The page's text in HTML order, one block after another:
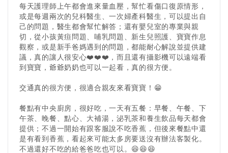
每天護理師上午都會進來量血壓，幫忙看傷口復原情形，
或是每週兩次的兒科醫生、一次婦產科醫生，可以提出自
己的問題，醫生都會幫忙解答；還有嬰兒室的專業與親
切，從小孩黃疸問題、哺乳問題、新生兒照護、寶寶作息
觀察，或是新手爸媽遇到的問題，都能耐心解說並提供建
議，真的讓人很安心❤️❤️❤️，而且還有攝影機可以遠端看
到寶寶，爺爺奶奶也可以一起看，真的很方便。
交通真的很方便，很適合親友來看寶寶！😁
餐點有中央廚房，很好吃，一天有五餐：早餐、午餐、下
午茶、晚餐、點心、大補湯，泌乳茶和養生飲品每天都會
提供；不過一開始有跟客服說不吃香蕉，但後來餐點中還
是有看到香蕉，看起來可能太多房要送沒有辦法客製化。
不過還好不吃的給爸爸吃也可以。😆😆😆